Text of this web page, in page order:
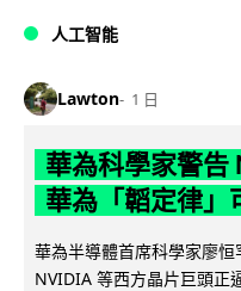
人工智能
Lawton 1 日
華為科學家警告
華為「韜定律」
華為半導體首席科學家廖
NVIDIA 等西方晶片巨頭正